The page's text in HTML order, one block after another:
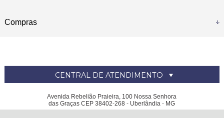
Compras
CENTRAL DE ATENDIMENTO
Avenida Rebelião Praieira, 100 Nossa Senhora
das Graças CEP 38402-268 - Uberlândia - MG